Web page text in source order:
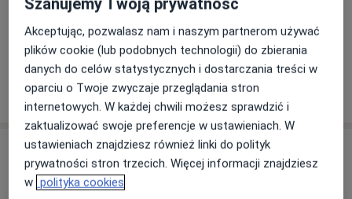
Konsultacja internistyczna
Szczegóły
W jaki sposób ustalane są ceny?
Adresy (4)
Adres 1 Adres 2
Akceptując, pozwalasz nam i naszym partnerom używać
plików cookie (lub podobnych technologii) do zbierania
danych do celów statystycznych i dostarczania treści w
oparciu o Twoje zwyczaje przeglądania stron
internetowych. W każdej chwili możesz sprawdzić i
zaktualizować swoje preferencje w ustawieniach. W
ustawieniach znajdziesz również linki do polityk
prywatności stron trzecich. Więcej informacji znajdziesz
w polityka cookies